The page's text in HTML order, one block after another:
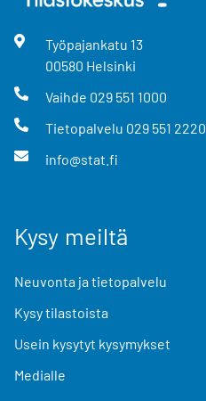
Työpajankatu 13
00580 Helsinki
Vaihde 029 551 1000
Tietopalvelu 029 551 2220
info@stat.fi
Kysy meiltä
Neuvonta ja tietopalvelu
Kysy tilastoista
Usein kysytyt kysymykset
Medialle